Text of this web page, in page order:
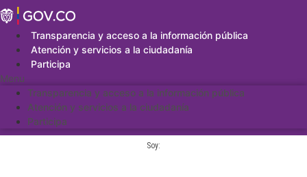
Saltar
al
contenidoTransparencia y acceso a la información pública
Atención y servicios a la ciudadanía
Participa
Menu
Transparencia y acceso a la información pública
Atención y servicios a la ciudadanía
Participa
Soy: